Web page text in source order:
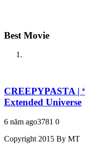
Best Movie
CREEPYPASTA |
Extended Universe
6 năm ago3781 0
Copyright 2015 By MT